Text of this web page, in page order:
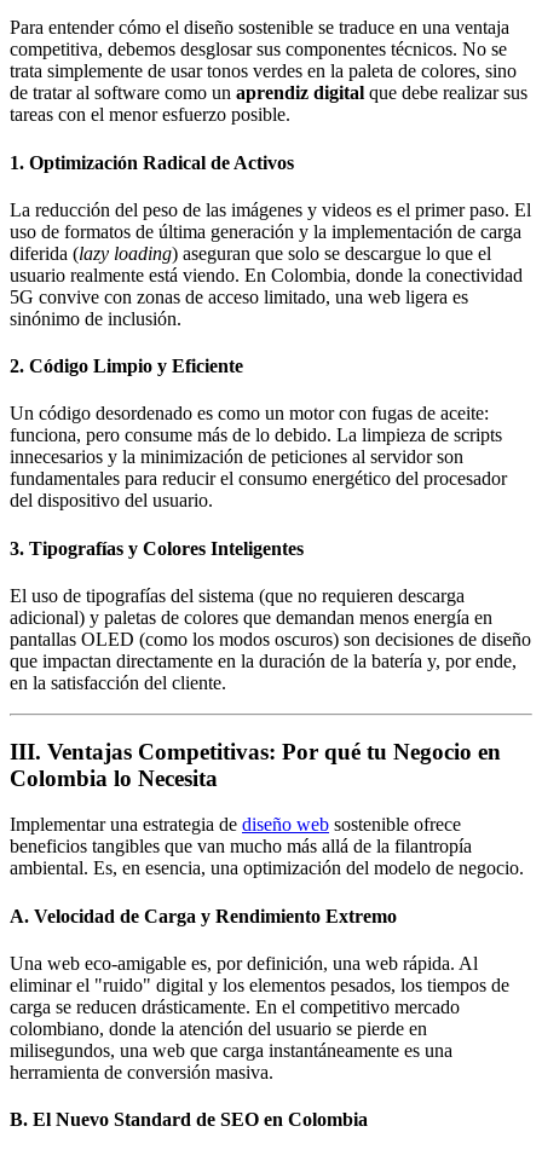
Para entender cómo el diseño sostenible se traduce en una ventaja
competitiva, debemos desglosar sus componentes técnicos. No se
trata simplemente de usar tonos verdes en la paleta de colores, sino
de tratar al software como un aprendiz digital que debe realizar sus
tareas con el menor esfuerzo posible.
1. Optimización Radical de Activos
La reducción del peso de las imágenes y videos es el primer paso. El
uso de formatos de última generación y la implementación de carga
diferida (lazy loading) aseguran que solo se descargue lo que el
usuario realmente está viendo. En Colombia, donde la conectividad
5G convive con zonas de acceso limitado, una web ligera es
sinónimo de inclusión.
2. Código Limpio y Eficiente
Un código desordenado es como un motor con fugas de aceite:
funciona, pero consume más de lo debido. La limpieza de scripts
innecesarios y la minimización de peticiones al servidor son
fundamentales para reducir el consumo energético del procesador
del dispositivo del usuario.
3. Tipografías y Colores Inteligentes
El uso de tipografías del sistema (que no requieren descarga
adicional) y paletas de colores que demandan menos energía en
pantallas OLED (como los modos oscuros) son decisiones de diseño
que impactan directamente en la duración de la batería y, por ende,
en la satisfacción del cliente.
III. Ventajas Competitivas: Por qué tu Negocio en
Colombia lo Necesita
Implementar una estrategia de diseño web sostenible ofrece
beneficios tangibles que van mucho más allá de la filantropía
ambiental. Es, en esencia, una optimización del modelo de negocio.
A. Velocidad de Carga y Rendimiento Extremo
Una web eco-amigable es, por definición, una web rápida. Al
eliminar el "ruido" digital y los elementos pesados, los tiempos de
carga se reducen drásticamente. En el competitivo mercado
colombiano, donde la atención del usuario se pierde en
milisegundos, una web que carga instantáneamente es una
herramienta de conversión masiva.
B. El Nuevo Standard de SEO en Colombia